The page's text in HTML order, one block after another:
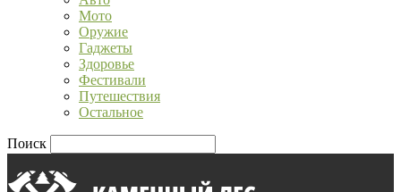
Мото
Оружие
Гаджеты
Здоровье
Фестивали
Путешествия
Остальное
Поиск